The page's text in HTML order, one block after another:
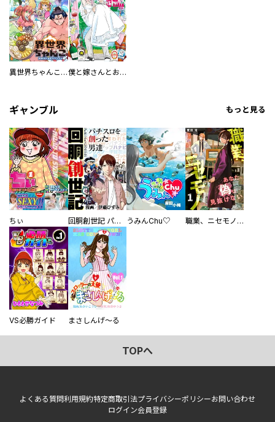
異世界ちゃんこ～横綱目前に召喚されたんだが～ 【連載版】 僕と嫁さんとお酒の関係
ギャンブル もっと見る
ちぃ 回胴創世記 パチスロを創った男達 うみんChu♡ 職業、ニセモノ～あなたに偽は見抜けない【電子単行本版】
VS必勝ガイド まさしんげ～る
TOPへ
よくある質問利用規約特定商取引法プライバシーポリシーお問い合わせ
ログイン会員登録